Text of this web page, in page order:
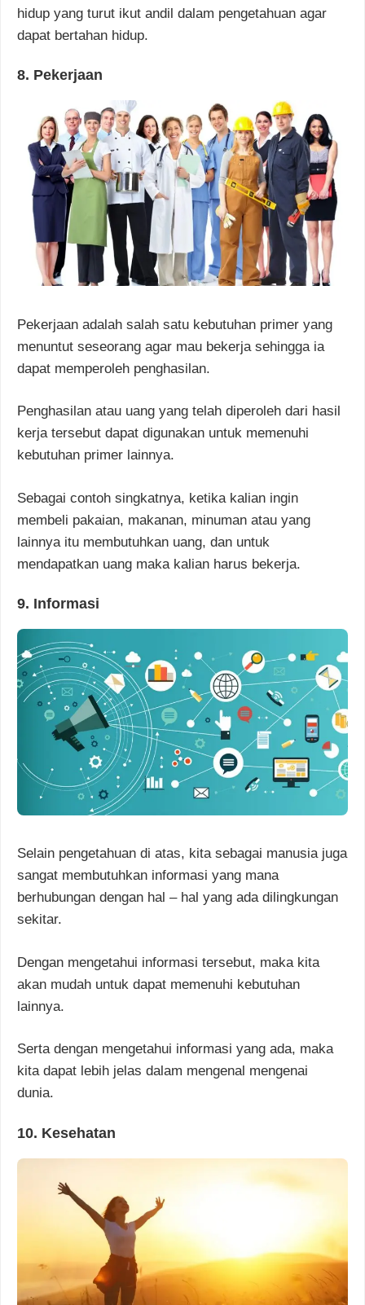
hidup yang turut ikut andil dalam pengetahuan agar
dapat bertahan hidup.
8. Pekerjaan
Pekerjaan adalah salah satu kebutuhan primer yang
menuntut seseorang agar mau bekerja sehingga ia
dapat memperoleh penghasilan.
Penghasilan atau uang yang telah diperoleh dari hasil
kerja tersebut dapat digunakan untuk memenuhi
kebutuhan primer lainnya.
Sebagai contoh singkatnya, ketika kalian ingin
membeli pakaian, makanan, minuman atau yang
lainnya itu membutuhkan uang, dan untuk
mendapatkan uang maka kalian harus bekerja.
9. Informasi
Selain pengetahuan di atas, kita sebagai manusia juga
sangat membutuhkan informasi yang mana
berhubungan dengan hal – hal yang ada dilingkungan
sekitar.
Dengan mengetahui informasi tersebut, maka kita
akan mudah untuk dapat memenuhi kebutuhan
lainnya.
Serta dengan mengetahui informasi yang ada, maka
kita dapat lebih jelas dalam mengenal mengenai
dunia.
10. Kesehatan